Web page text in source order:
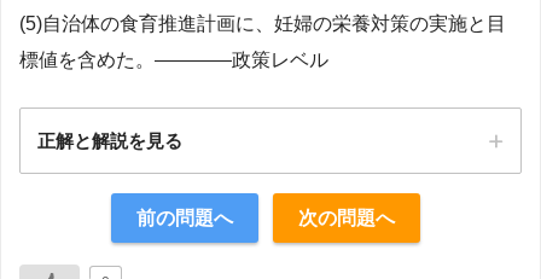
(5)自治体の食育推進計画に、妊婦の栄養対策の実施と目
標値を含めた。――――政策レベル
正解と解説を見る
前の問題へ 次の問題へ